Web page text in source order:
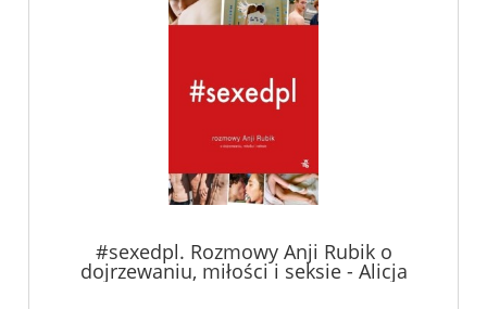
#sexedpl. Rozmowy Anji Rubik o
dojrzewaniu, miłości i seksie - Alicja
Długołęcka, Agata Loewe , Michał